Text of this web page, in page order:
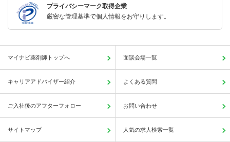
プライバシーマーク取得企業
厳密な管理基準で個人情報をお守りします。
マイナビ薬剤師トップへ 面談会場一覧
キャリアアドバイザー紹介 よくある質問
ご入社後のアフターフォロー お問い合わせ
サイトマップ 人気の求人検索一覧